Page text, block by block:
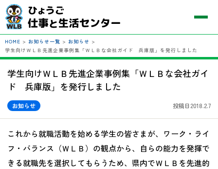
HOME > お知らせ一覧 > お知らせ >
学生向けＷＬＢ先進企業事例集「ＷＬＢな会社ガイド 兵庫版」を発行しました
学生向けＷＬＢ先進企業事例集「ＷＬＢな会社ガイ
ド 兵庫版」を発行しました
お知らせ 投稿日2018.2.7
これから就職活動を始める学生の皆さまが、ワーク・ライ
フ・バランス（ＷＬＢ）の観点から、自らの能力を発揮で
きる就職先を選択してもらうため、県内でＷＬＢを先進的